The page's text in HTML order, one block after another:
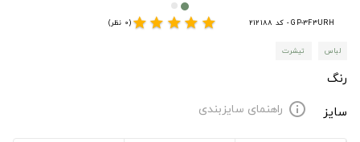
GP-3F3URH - کد 212188 star
star
star
star
star(0 نظر)
لباس تیشرت
رنگ
سایز
info راهنمای سایزبندی